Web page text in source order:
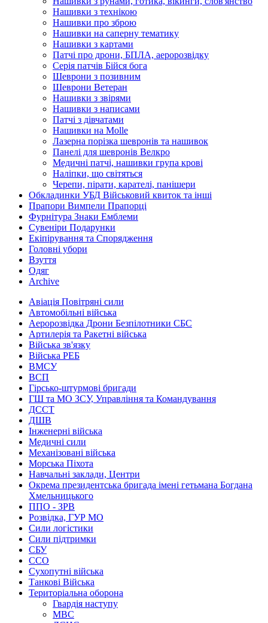
Нашивки з технікою
Нашивки про зброю
Нашивки на саперну тематику
Нашивки з картами
Патчі про дрони, БПЛА, аеророзвідку
Серія патчів Бійся бога
Шеврони з позивним
Шеврони Ветеран
Нашивки з звірями
Нашивки з написами
Патчі з дівчатами
Нашивки на Molle
Лазерна порізка шевронів та нашивок
Панелі для шевронів Велкро
Медичні патчі, нашивки група крові
Наліпки, що світяться
Черепи, пірати, карателі, панішери
Обкладинки УБД Військовий квиток та інші
Прапори Вимпели Прапорці
Фурнітура Знаки Емблеми
Сувеніри Подарунки
Екіпірування та Спорядження
Головні убори
Взуття
Одяг
Archive
Авіація Повітряні сили
Автомобільні війська
Аеророзвідка Дрони Безпілотники СБС
Артилерія та Ракетні війська
Війська зв'язку
Війська РЕБ
ВМСУ
ВСП
Гірсько-штурмові бригади
ГШ та МО ЗСУ, Управління та Командування
ДССТ
ДШВ
Інженерні війська
Медичні сили
Механізовані війська
Морська Піхота
Навчальні заклади, Центри
Окрема президентська бригада імені гетьмана Богдана
Хмельницького
ППО - ЗРВ
Розвідка, ГУР МО
Сили логістики
Сили підтримки
СБУ
ССО
Сухопутні війська
Танкові Війська
Територіальна оборона
Гвардія наступу
МВС